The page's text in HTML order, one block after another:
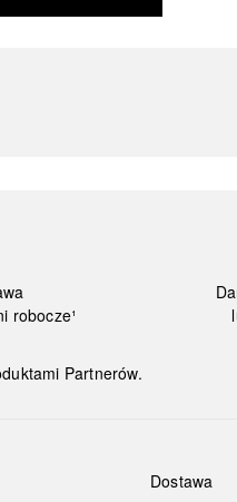
robocze¹
Partnerów.
Dostawa